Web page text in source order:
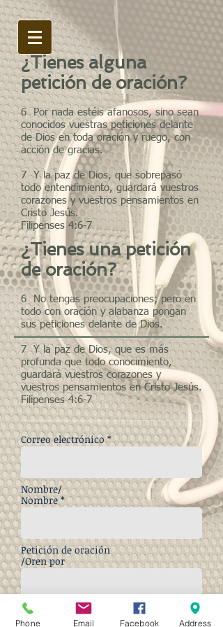
¿Tienes alguna
petición de oración?
6
Por nada estéis afanosos, sino sean
conocidos vuestras peticiones delante
de Dios en toda oración y ruego, con
acción de gracias.
7
Y la paz de Dios, que sobrepasó
todo entendimiento, guardará vuestros
corazones y vuestros pensamientos en
Cristo Jesús.
Filipenses 4:6-7
¿Tienes una petición
de oración?
6
No tengas preocupaciones; pero en
todo con oración y alabanza pongan
sus peticiones delante de Dios.
7
Y la paz de Dios, que es más
profunda que todo conocimiento,
guardará vuestros corazones y
vuestros pensamientos en Cristo Jesús.
Filipenses 4:6-7
Correo electrónico *
Nombre/
Nombre *
Petición de oración
/Oren por
Phone Email Facebook Address